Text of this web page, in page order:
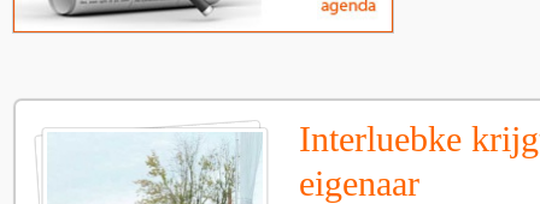
Interluebke
eigenaar